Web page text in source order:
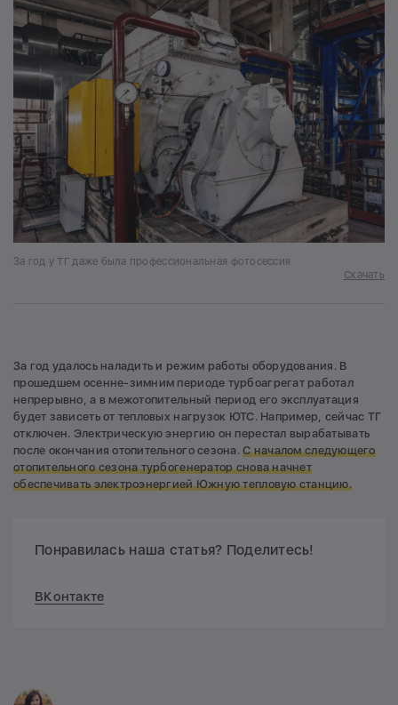
За год у ТГ даже была профессиональная фотосессия
Скачать
За год удалось наладить и режим работы оборудования. В
прошедшем осенне-зимним периоде турбоагрегат работал
непрерывно, а в межотопительный период его эксплуатация
будет зависеть от тепловых нагрузок ЮТС. Например, сейчас ТГ
отключен. Электрическую энергию он перестал вырабатывать
после окончания отопительного сезона.С началом следующего
отопительного сезона турбогенератор снова начнет
обеспечивать электроэнергией Южную тепловую станцию.
Понравилась наша статья? Поделитесь!
ВКонтакте